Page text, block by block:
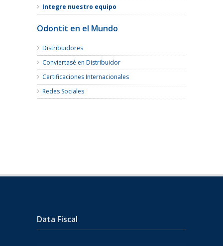
Integre nuestro equipo
Odontit en el Mundo
Distribuidores
Conviertasé en Distribuidor
Certificaciones Internacionales
Redes Sociales
Data Fiscal